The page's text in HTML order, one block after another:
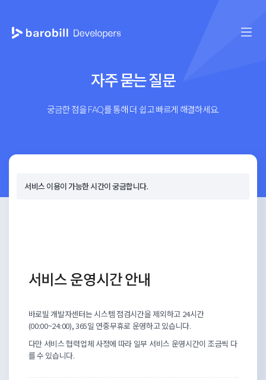
자주 묻는 질문
궁금한 점을 FAQ를 통해 더 쉽고 빠르게 해결하세요.
서비스 이용이 가능한 시간이 궁금합니다.
서비스 운영시간 안내
바로빌 개발자센터는 시스템 점검시간을 제외하고 24시간
(00:00~24:00), 365일 연중무휴로 운영하고 있습니다.
다만 서비스 협력업체 사정에 따라 일부 서비스 운영시간이 조금씩 다
를 수 있습니다.